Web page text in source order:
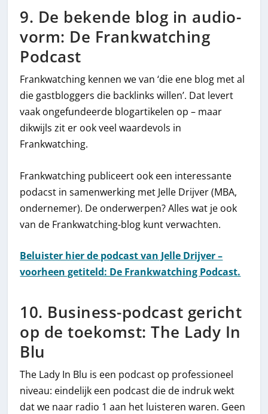
9. De bekende blog in audio-
vorm: De Frankwatching
Podcast
Frankwatching kennen we van ‘die ene blog met al
die gastbloggers die backlinks willen’. Dat levert
vaak ongefundeerde blogartikelen op – maar
dikwijls zit er ook veel waardevols in
Frankwatching.
Frankwatching publiceert ook een interessante
podacst in samenwerking met Jelle Drijver (MBA,
ondernemer). De onderwerpen? Alles wat je ook
van de Frankwatching-blog kunt verwachten.
Beluister hier de podcast van Jelle Drijver –
voorheen getiteld: De Frankwatching Podcast.
10. Business-podcast gericht
op de toekomst: The Lady In
Blu
The Lady In Blu is een podcast op professioneel
niveau: eindelijk een podcast die de indruk wekt
dat we naar radio 1 aan het luisteren waren. Geen